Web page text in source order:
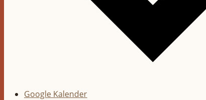
Google Kalender